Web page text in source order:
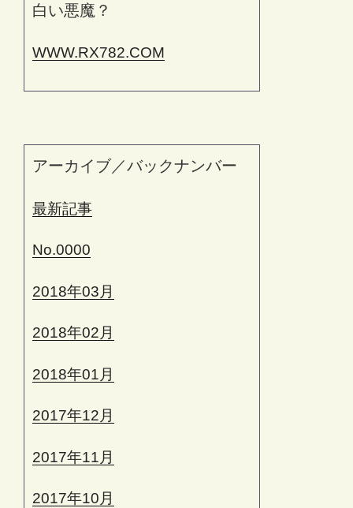
白い悪魔？
WWW.RX782.COM
アーカイブ／バックナンバー
最新記事
No.0000
2018年03月
2018年02月
2018年01月
2017年12月
2017年11月
2017年10月